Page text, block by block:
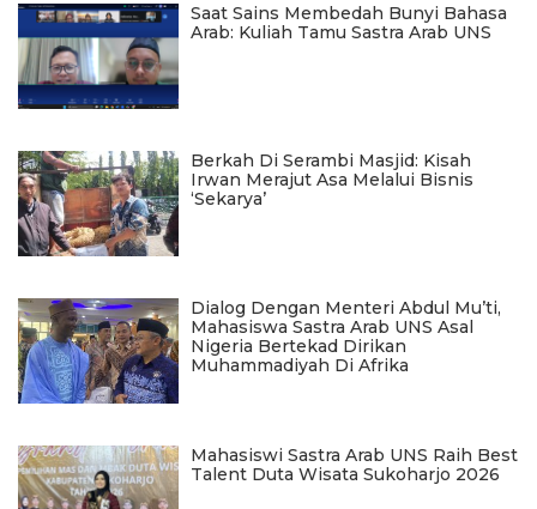
Saat Sains Membedah Bunyi Bahasa
Arab: Kuliah Tamu Sastra Arab UNS
Berkah Di Serambi Masjid: Kisah
Irwan Merajut Asa Melalui Bisnis
‘Sekarya’
Dialog Dengan Menteri Abdul Mu’ti,
Mahasiswa Sastra Arab UNS Asal
Nigeria Bertekad Dirikan
Muhammadiyah Di Afrika
Mahasiswi Sastra Arab UNS Raih Best
Talent Duta Wisata Sukoharjo 2026